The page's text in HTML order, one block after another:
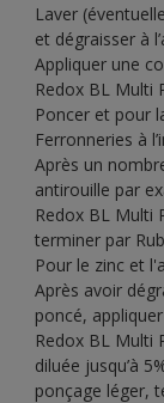
Laver
et dégraisser à
Appliquer une
Redox BL Multi
Poncer et pour
Ferronneries à
Après un
antirouille par
Redox BL Multi
terminer par
Pour le zinc et
Après avoir
poncé,
Redox BL Multi
diluée jusqu’à
ponçage léger,